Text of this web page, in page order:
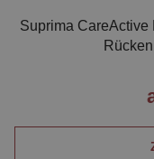
Suprima